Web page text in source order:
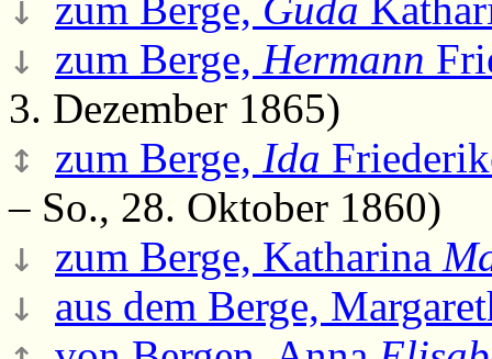
zum Berge, Guda
↓ zum Berge, Hermann
3. Dezember 1865)
↕ zum Berge, Ida
– So., 28. Oktober 1860)
↓ zum Berge, Katharina
↓ aus dem Berge,